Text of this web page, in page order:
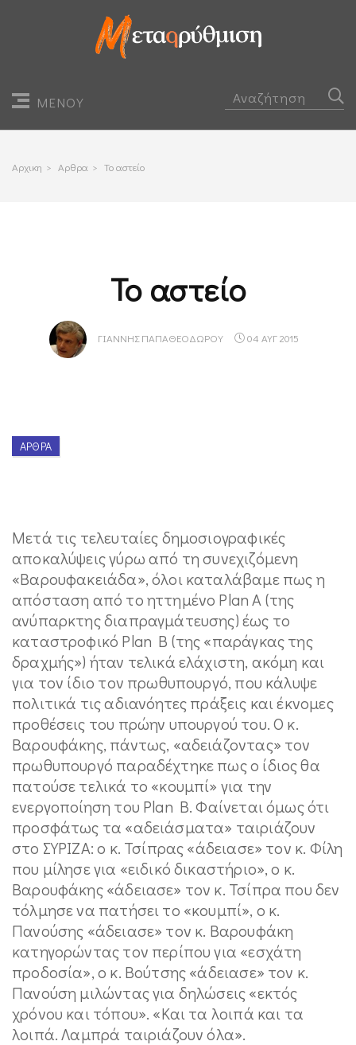
ΜΕΝΟΥ
Αρχικη > Αρθρα > Το αστείο
Το αστείο
ΓΙΆΝΝΗΣ ΠΑΠΑΘΕΟΔΏΡΟΥ 04 ΑΥΓ 2015
ΆΡΘΡΑ
Μετά τις τελευταίες δημοσιογραφικές
αποκαλύψεις γύρω από τη συνεχιζόμενη
«Βαρουφακειάδα», όλοι καταλάβαμε πως η
απόσταση από το ηττημένο Plan A (της
ανύπαρκτης διαπραγμάτευσης) έως το
καταστροφικό Plan B (της «παράγκας της
δραχμής») ήταν τελικά ελάχιστη, ακόμη και
για τον ίδιο τον πρωθυπουργό, που κάλυψε
πολιτικά τις αδιανόητες πράξεις και έκνομες
προθέσεις του πρώην υπουργού του. Ο κ.
Βαρουφάκης, πάντως, «αδειάζοντας» τον
πρωθυπουργό παραδέχτηκε πως ο ίδιος θα
πατούσε τελικά το «κουμπί» για την
ενεργοποίηση του Plan B. Φαίνεται όμως ότι
προσφάτως τα «αδειάσματα» ταιριάζουν
στο ΣΥΡΙΖΑ: ο κ. Τσίπρας «άδειασε» τον κ. Φίλη
που μίλησε για «ειδικό δικαστήριο», ο κ.
Βαρουφάκης «άδειασε» τον κ. Τσίπρα που δεν
τόλμησε να πατήσει το «κουμπί», ο κ.
Πανούσης «άδειασε» τον κ. Βαρουφάκη
κατηγορώντας τον περίπου για «εσχάτη
προδοσία», ο κ. Βούτσης «άδειασε» τον κ.
Πανούση μιλώντας για δηλώσεις «εκτός
χρόνου και τόπου». «Και τα λοιπά και τα
λοιπά. Λαμπρά ταιριάζουν όλα».